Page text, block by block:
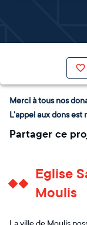
Merci à tous nos
L'appel aux dons
Partager ce
Eglise
Moulis